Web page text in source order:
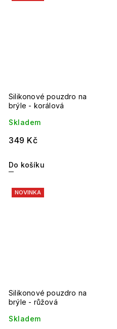
Silikonové pouzdro na
brýle - korálová
Skladem
349 Kč
Do košíku
NOVINKA
Silikonové pouzdro na
brýle - růžová
Skladem